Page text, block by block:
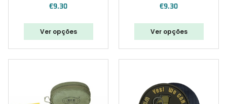
€9.30
Ver opções
€9.30
Ver opções